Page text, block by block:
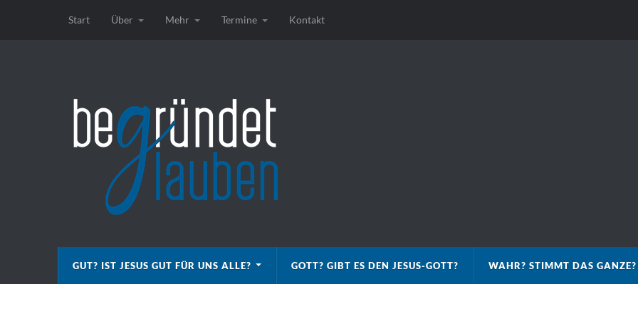
Start Über Mehr Termine Kontakt
GUT? IST JESUS GUT FÜR UNS ALLE? GOTT? GIBT ES DEN JESUS-GOTT? WAHR? STIMMT DAS GANZE?